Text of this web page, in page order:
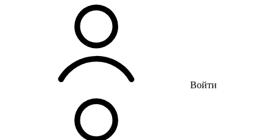
Войти